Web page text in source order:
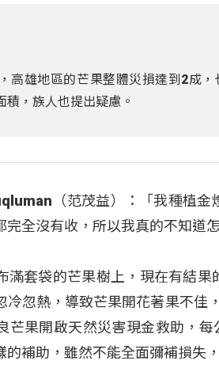
高雄地區的芒果整體災損達到2成
積，族人也提出疑慮。
（范茂益）：「我種植
全沒有收，所以我真的不知道怎
滿套袋的芒果樹上，現在有結
冷忽熱，導致芒果開花著果不佳
芒果開啟天然災害現金救助，
的補助，雖然不能全面彌補損失